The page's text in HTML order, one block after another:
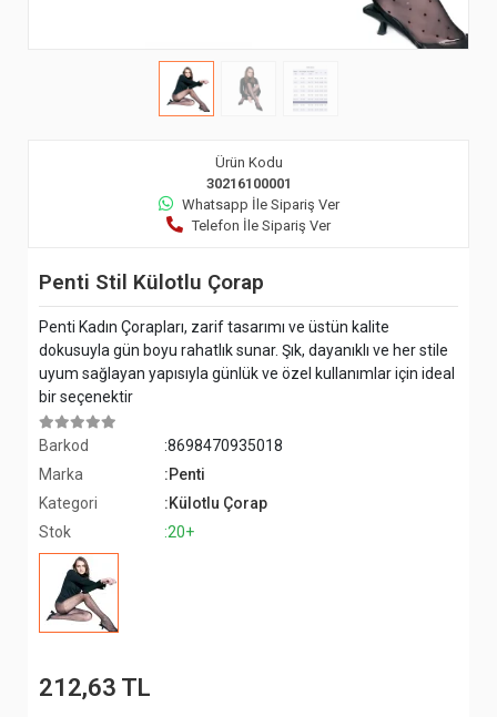
Ürün Kodu
30216100001
Whatsapp İle Sipariş Ver
Telefon İle Sipariş Ver
Penti Stil Külotlu Çorap
Penti Kadın Çorapları, zarif tasarımı ve üstün kalite
dokusuyla gün boyu rahatlık sunar. Şık, dayanıklı ve her stile
uyum sağlayan yapısıyla günlük ve özel kullanımlar için ideal
bir seçenektir
Barkod
:8698470935018
Marka
:Penti
Kategori
:Külotlu Çorap
Stok
:20+
212,63 TL